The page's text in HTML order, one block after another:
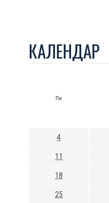
КАЛЕНДАР
Пн
4
11
18
25